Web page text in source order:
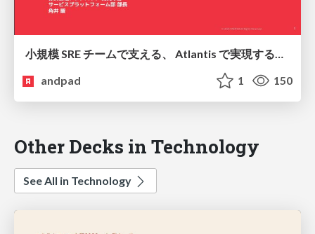
小規模 SRE チームで支える、 Atlantis で実現するインフラ管理のセルフサービス化
andpad
1 150
Other Decks in Technology
See All in Technology